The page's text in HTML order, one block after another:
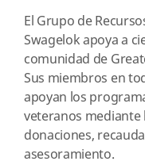
El Grupo de
Swagelok apoya a
comunidad de
Sus miembros en
apoyan los
veteranos
donaciones,
asesoramiento.